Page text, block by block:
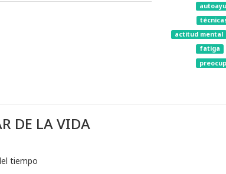
actitud mental
fatiga
DE LA VIDA
tiempo